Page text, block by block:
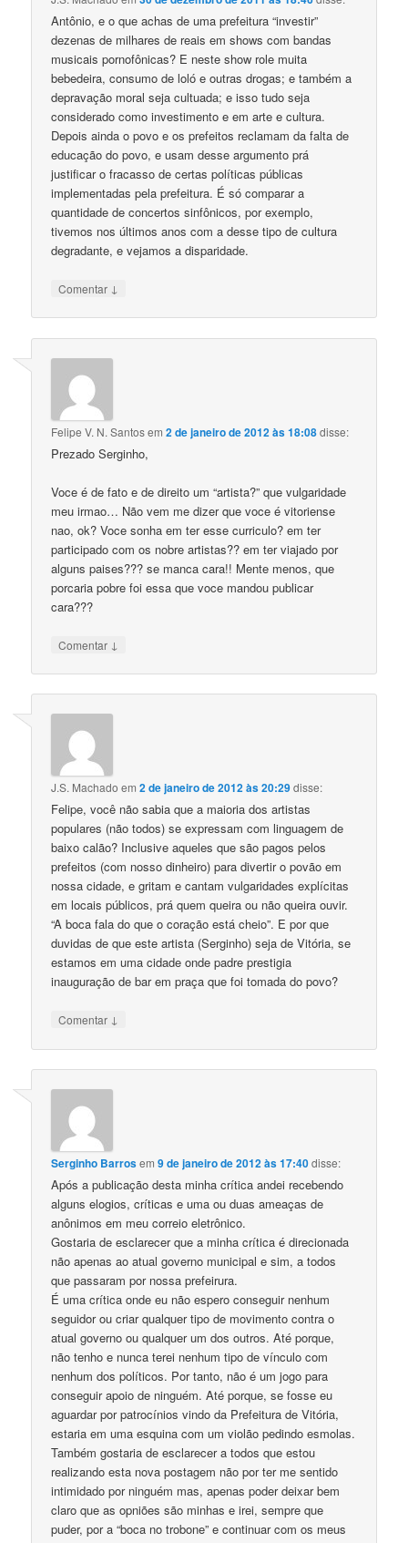
Antônio, e o que achas de uma prefeitura “investir”
dezenas de milhares de reais em shows com bandas
musicais pornofônicas? E neste show role muita
bebedeira, consumo de loló e outras drogas; e também a
depravação moral seja cultuada; e isso tudo seja
considerado como investimento e em arte e cultura.
Depois ainda o povo e os prefeitos reclamam da falta de
educação do povo, e usam desse argumento prá
justificar o fracasso de certas políticas públicas
implementadas pela prefeitura. É só comparar a
quantidade de concertos sinfônicos, por exemplo,
tivemos nos últimos anos com a desse tipo de cultura
degradante, e vejamos a disparidade.
Comentar ↓
Felipe V. N. Santosem2 de janeiro de 2012 às 18:08disse:
Prezado Serginho,
Voce é de fato e de direito um “artista?” que vulgaridade
meu irmao… Não vem me dizer que voce é vitoriense
nao, ok? Voce sonha em ter esse curriculo? em ter
participado com os nobre artistas?? em ter viajado por
alguns paises??? se manca cara!! Mente menos, que
porcaria pobre foi essa que voce mandou publicar
cara???
Comentar ↓
J.S. Machado em2 de janeiro de 2012 às 20:29disse:
Felipe, você não sabia que a maioria dos artistas
populares (não todos) se expressam com linguagem de
baixo calão? Inclusive aqueles que são pagos pelos
prefeitos (com nosso dinheiro) para divertir o povão em
nossa cidade, e gritam e cantam vulgaridades explícitas
em locais públicos, prá quem queira ou não queira ouvir.
“A boca fala do que o coração está cheio”. E por que
duvidas de que este artista (Serginho) seja de Vitória, se
estamos em uma cidade onde padre prestigia
inauguração de bar em praça que foi tomada do povo?
Comentar ↓
Serginho Barrosem9 de janeiro de 2012 às 17:40disse:
Após a publicação desta minha crítica andei recebendo
alguns elogios, críticas e uma ou duas ameaças de
anônimos em meu correio eletrônico.
Gostaria de esclarecer que a minha crítica é direcionada
não apenas ao atual governo municipal e sim, a todos
que passaram por nossa prefeirura.
É uma crítica onde eu não espero conseguir nenhum
seguidor ou criar qualquer tipo de movimento contra o
atual governo ou qualquer um dos outros. Até porque,
não tenho e nunca terei nenhum tipo de vínculo com
nenhum dos políticos. Por tanto, não é um jogo para
conseguir apoio de ninguém. Até porque, se fosse eu
aguardar por patrocínios vindo da Prefeitura de Vitória,
estaria em uma esquina com um violão pedindo esmolas.
Também gostaria de esclarecer a todos que estou
realizando esta nova postagem não por ter me sentido
intimidado por ninguém mas, apenas poder deixar bem
claro que as opniões são minhas e irei, sempre que
puder, por a “boca no trobone” e continuar com os meus